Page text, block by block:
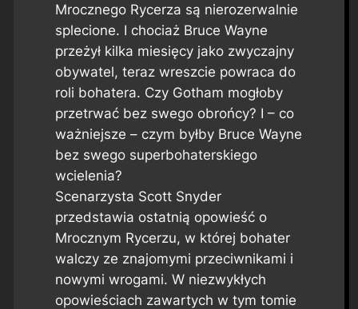
Mrocznego Rycerza są nierozerwalnie
splecione. I chociaż Bruce Wayne
przeżył kilka miesięcy jako zwyczajny
obywatel, teraz wreszcie powraca do
roli bohatera. Czy Gotham mogłoby
przetrwać bez swego obrońcy? I – co
ważniejsze – czym byłby Bruce Wayne
bez swego superbohaterskiego
wcielenia?
Scenarzysta Scott Snyder
przedstawia ostatnią opowieść o
Mrocznym Rycerzu, w której bohater
walczy ze znajomymi przeciwnikami i
nowymi wrogami. W niezwykłych
opowieściach zawartych w tym tomie